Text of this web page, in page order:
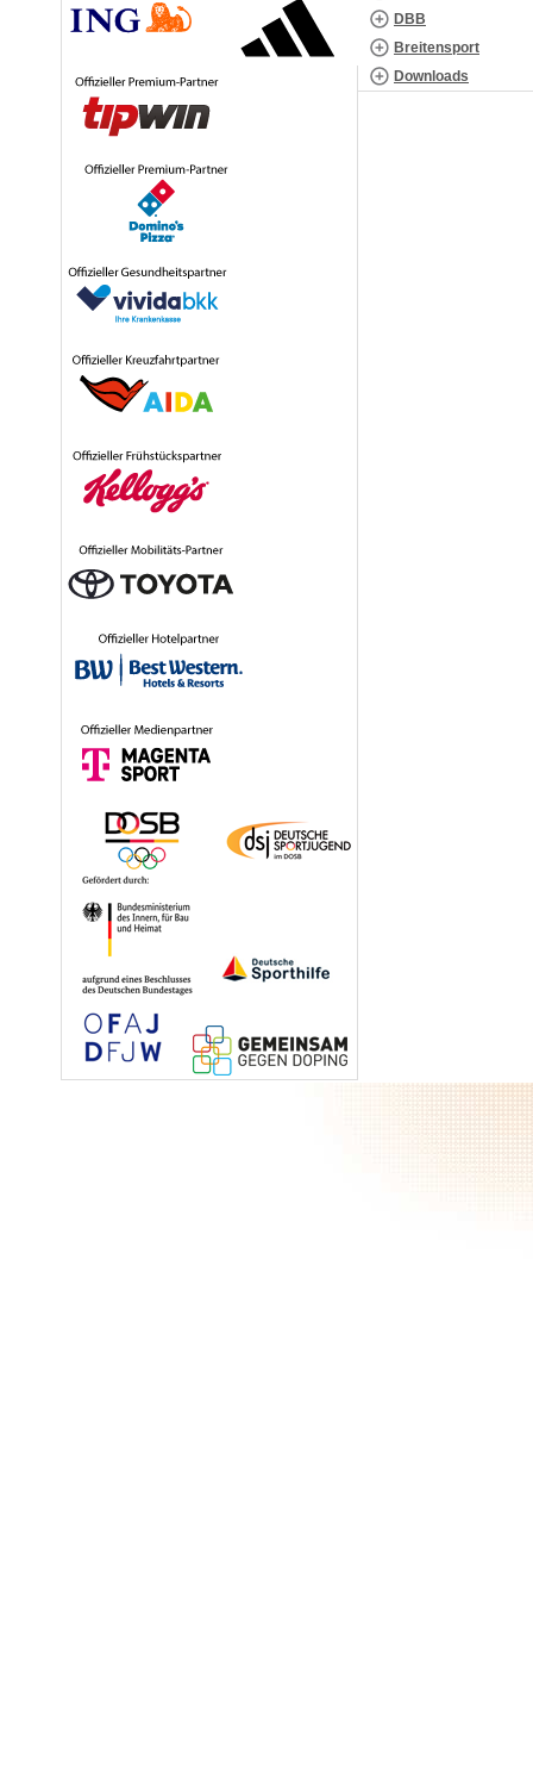
DBB
Breitensport
Downloads